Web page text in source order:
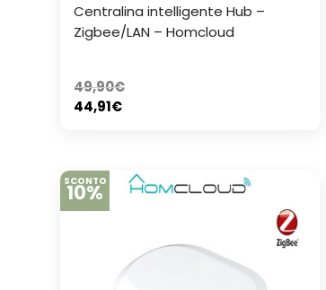
Centralina intelligente Hub –
Zigbee/LAN – Homcloud
49,90€
44,91€
SCONTO
10%